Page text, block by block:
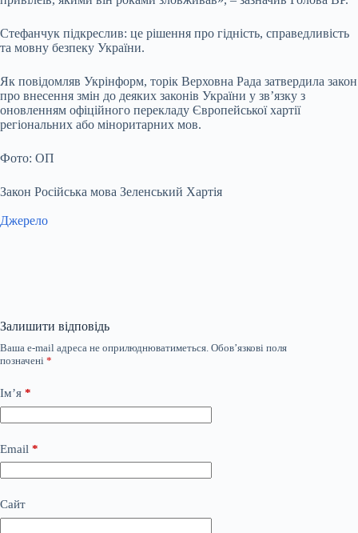
Стефанчук підкреслив: це рішення про гідність, справедливість
та мовну безпеку України.
Як повідомляв Укрінформ, торік Верховна Рада затвердила закон
про внесення змін до деяких законів України у зв’язку з
оновленням офіційного перекладу Європейської хартії
регіональних або міноритарних мов.
Фото: ОП
Закон Російська мова Зеленський Хартія
Джерело
Залишити відповідь
Ваша e-mail адреса не оприлюднюватиметься. Обов’язкові поля
позначені *
Ім’я *
Email *
Сайт